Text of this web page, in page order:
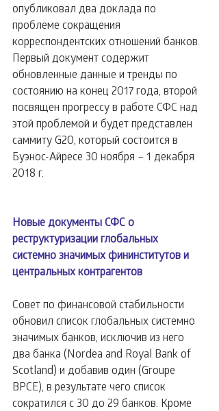
опубликовал два доклада по
проблеме сокращения
корреспондентских отношений банков.
Первый документ содержит
обновленные данные и тренды по
состоянию на конец 2017 года, второй
посвящен прогрессу в работе СФС над
этой проблемой и будет представлен
саммиту G20, который состоится в
Буэнос-Айресе 30 ноября – 1 декабря
2018 г.
Новые документы СФС о
реструктуризации глобальных
системно значимых фининститутов и
центральных контрагентов
Совет по финансовой стабильности
обновил список глобальных системно
значимых банков, исключив из него
два банка (Nordea and Royal Bank of
Scotland) и добавив один (Groupe
BPCE), в результате чего список
сократился с 30 до 29 банков. Кроме